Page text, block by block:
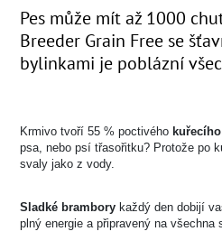
Pes může mít až 1000
Breeder Grain Free se
bylinkami je poblázní
Krmivo tvoří 55 % poctivého
psa, nebo psí třasořitku? Protože po
svaly jako z vody.
Sladké brambory každý den dobijí
plný energie a připravený na všechna